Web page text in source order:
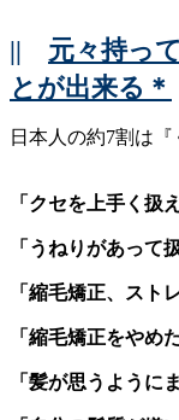
|| 元々持っ
とが出来る＊
日本人の約7割は
「クセを上手く扱
「うねりがあって
「縮毛矯正、スト
「縮毛矯正をやめ
「髪が思うように